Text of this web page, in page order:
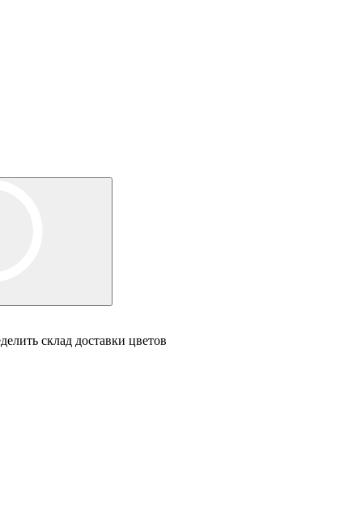
склад доставки цветов